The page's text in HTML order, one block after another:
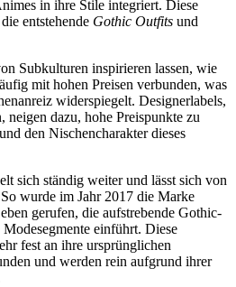
in ihre Stile integriert. Diese
entstehende Gothic Outfits und
Subkulturen inspirieren lassen, wie
mit hohen Preisen verbunden, was
widerspiegelt. Designerlabels,
neigen dazu, hohe Preispunkte zu
den Nischencharakter dieses
sich ständig weiter und lässt sich von
wurde im Jahr 2017 die Marke
gerufen, die aufstrebende Gothic-
einführt. Diese
fest an ihre ursprünglichen
und werden rein aufgrund ihrer